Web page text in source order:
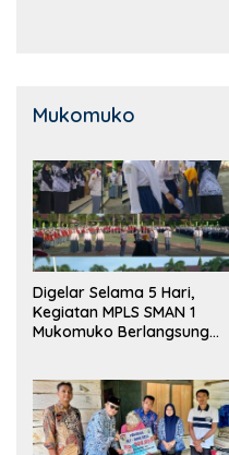
Mukomuko
Digelar Selama 5 Hari,
Kegiatan MPLS SMAN 1
Mukomuko Berlangsung